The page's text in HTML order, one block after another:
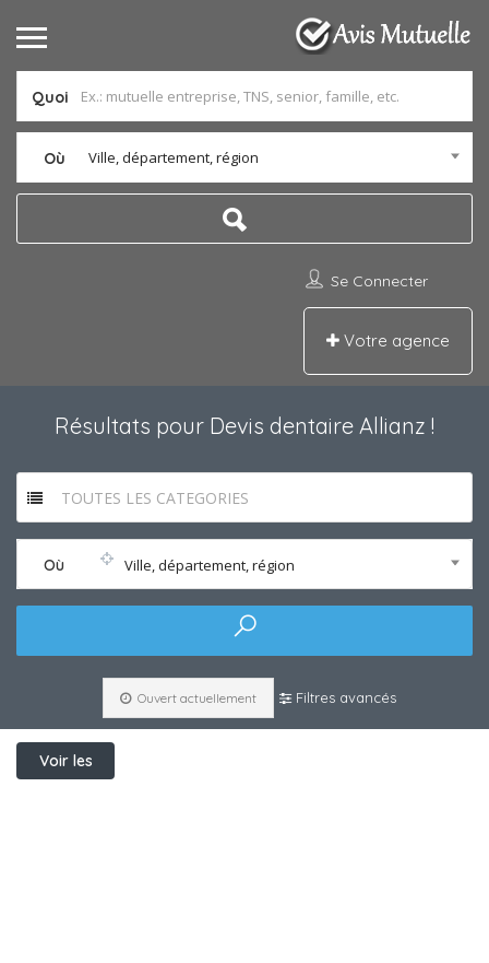
Quoi
Où Ville, département, région
Se Connecter
Votre agence
Résultats pour Devis dentaire Allianz !
TOUTES LES CATEGORIES
Où Ville, département, région
Ouvert actuellement Filtres avancés
Voir les